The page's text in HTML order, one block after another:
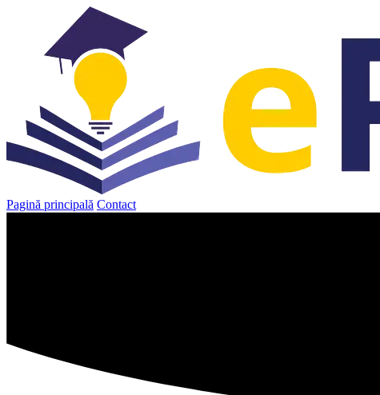
Pagină principală Contact